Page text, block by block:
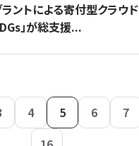
ントによる寄付型クラウド
」が総支援...
4 5 6 7